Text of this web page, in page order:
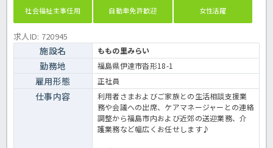
社会福祉主事任用 自動車免許歓迎 女性活躍
求人ID: 720945
施設名 ももの里みらい
勤務地 福島県伊達市沓形18-1
雇用形態 正社員
仕事内容
利用者さまおよびご家族との生活相談支援業
務や会議への出席、ケアマネージャーとの連絡
調整から福島市内および近郊の送迎業務、介
護業務など幅広くお任せします♪